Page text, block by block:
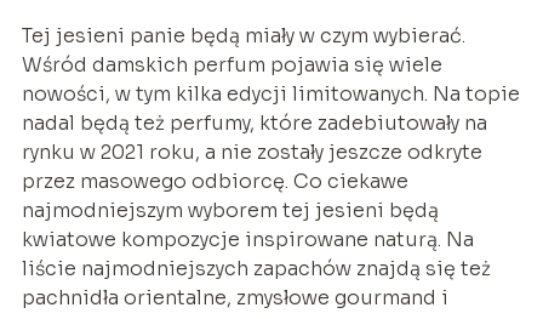
Tej jesieni panie będą miały w czym wybierać.
Wśród damskich perfum pojawia się wiele
nowości, w tym kilka edycji limitowanych. Na topie
nadal będą też perfumy, które zadebiutowały na
rynku w 2021 roku, a nie zostały jeszcze odkryte
przez masowego odbiorcę. Co ciekawe
najmodniejszym wyborem tej jesieni będą
kwiatowe kompozycje inspirowane naturą. Na
liście najmodniejszych zapachów znajdą się też
pachnidła orientalne, zmysłowe gourmand i